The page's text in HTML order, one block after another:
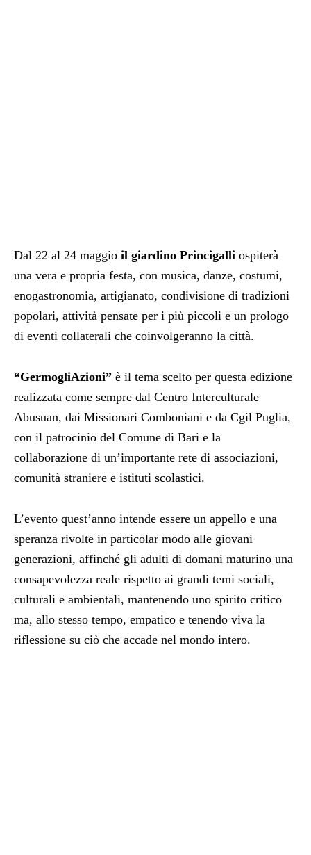
Dal 22 al 24 maggio il giardino Princigalli ospiterà
una vera e propria festa, con musica, danze, costumi,
enogastronomia, artigianato, condivisione di tradizioni
popolari, attività pensate per i più piccoli e un prologo
di eventi collaterali che coinvolgeranno la città.
“GermogliAzioni” è il tema scelto per questa edizione
realizzata come sempre dal Centro Interculturale
Abusuan, dai Missionari Comboniani e da Cgil Puglia,
con il patrocinio del Comune di Bari e la
collaborazione di un’importante rete di associazioni,
comunità straniere e istituti scolastici.
L’evento quest’anno intende essere un appello e una
speranza rivolte in particolar modo alle giovani
generazioni, affinché gli adulti di domani maturino una
consapevolezza reale rispetto ai grandi temi sociali,
culturali e ambientali, mantenendo uno spirito critico
ma, allo stesso tempo, empatico e tenendo viva la
riflessione su ciò che accade nel mondo intero.